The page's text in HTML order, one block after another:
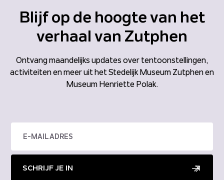
Blijf op de hoogte van het
verhaal van Zutphen
Ontvang maandelijks updates over tentoonstellingen,
activiteiten en meer uit het Stedelijk Museum Zutphen en
Museum Henriette Polak.
SCHRIJF JE IN